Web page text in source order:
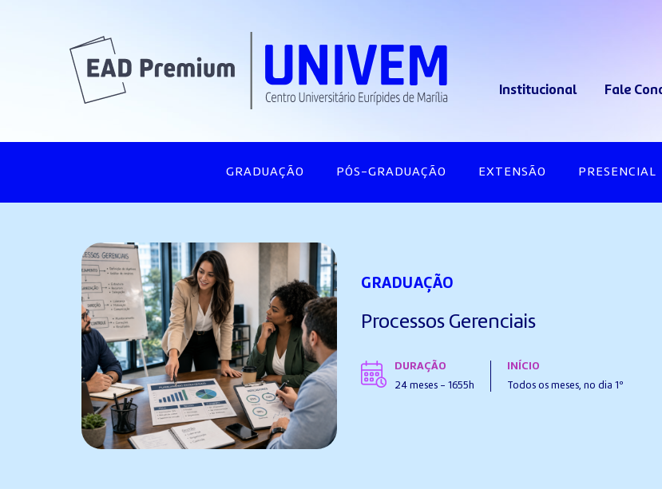
Institucional Fale
GRADUAÇÃO PÓS-GRADUAÇÃO EXTENSÃO PRESENCIAL
GRADUAÇÃO
Processos Gerenciais
DURAÇÃO
24 meses - 1655h
INÍCIO
Todos os meses, no dia 1º